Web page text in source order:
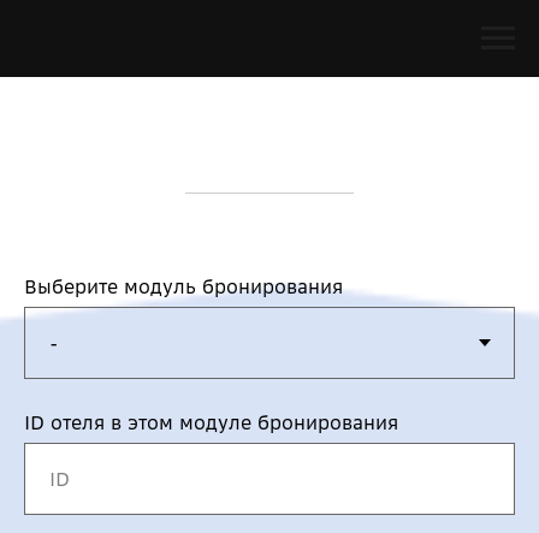
Выберите модуль бронирования
ID отеля в этом модуле бронирования